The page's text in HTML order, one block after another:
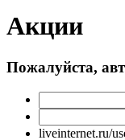
Акции
Пожалуйста,
liveinternet.ru/